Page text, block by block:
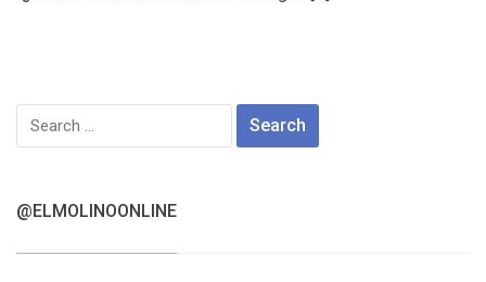
Search
for:
@ELMOLINOONLINE